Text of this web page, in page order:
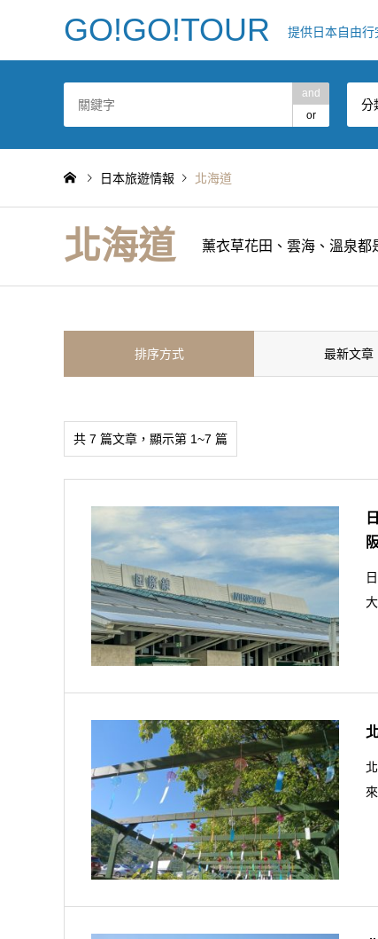
GO!GO!TOUR 提供日本自由
and
or
分
日本旅遊情報 北海道
北海道 薰衣草花田、雲海、溫泉都
排序方式 最新文章
共 7 篇文章，顯示第 1~7 篇